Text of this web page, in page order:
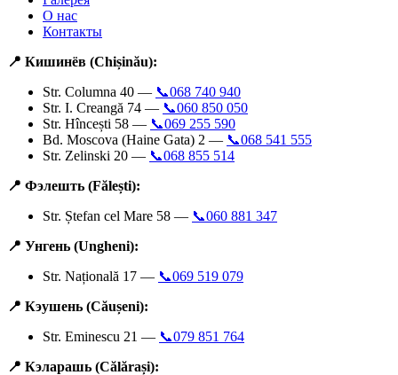
О нас
Контакты
📍 Кишинёв (Chișinău):
Str. Columna 40 — 📞068 740 940
Str. I. Creangă 74 — 📞060 850 050
Str. Hîncești 58 — 📞069 255 590
Bd. Moscova (Haine Gata) 2 — 📞068 541 555
Str. Zelinski 20 — 📞068 855 514
📍 Фэлешть (Fălești):
Str. Ștefan cel Mare 58 — 📞060 881 347
📍 Унгень (Ungheni):
Str. Națională 17 — 📞069 519 079
📍 Кэушень (Căușeni):
Str. Eminescu 21 — 📞079 851 764
📍 Кэларашь (Călărași):